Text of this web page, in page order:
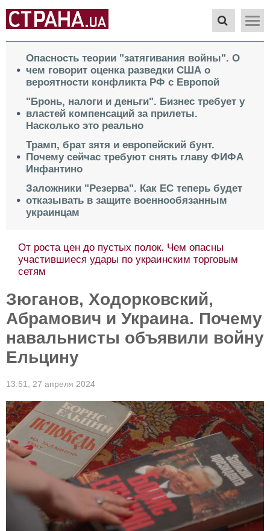
Опасность теории "затягивания войны". О
чем говорит оценка разведки США о
вероятности конфликта РФ с Европой
"Бронь, налоги и деньги". Бизнес требует у
властей компенсаций за прилеты.
Насколько это реально
Трамп, брат зятя и европейский бунт.
Почему сейчас требуют снять главу ФИФА
Инфантино
Заложники "Резерва". Как ЕС теперь будет
отказывать в защите военнообязанным
украинцам
От роста цен до пустых полок. Чем опасны
участившиеся удары по украинским торговым
сетям
Зюганов, Ходорковский,
Абрамович и Украина. Почему
навальнисты объявили войну
Ельцину
13:51, 27 апреля 2024